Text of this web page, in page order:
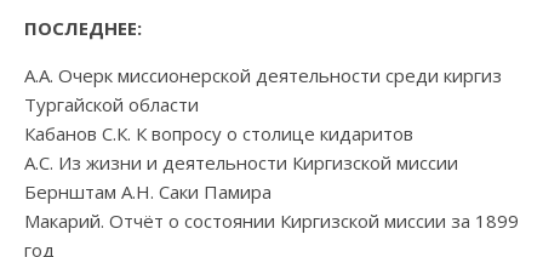
ПОСЛЕДНЕЕ:
А.А. Очерк миссионерской деятельности среди киргиз
Тургайской области
Кабанов С.К. К вопросу о столице кидаритов
А.С. Из жизни и деятельности Киргизской миссии
Бернштам А.Н. Саки Памира
Макарий. Отчёт о состоянии Киргизской миссии за 1899
год